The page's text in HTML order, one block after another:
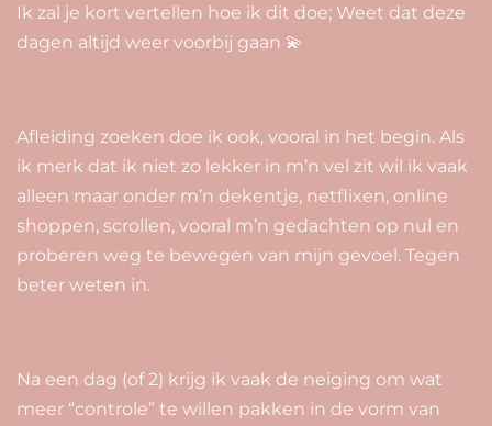
Ik zal je kort vertellen hoe ik dit doe; Weet dat deze
dagen altijd weer voorbij gaan 💫
Afleiding zoeken doe ik ook, vooral in het begin. Als
ik merk dat ik niet zo lekker in m’n vel zit wil ik vaak
alleen maar onder m’n dekentje, netflixen, online
shoppen, scrollen, vooral m’n gedachten op nul en
proberen weg te bewegen van mijn gevoel. Tegen
beter weten in.
Na een dag (of 2) krijg ik vaak de neiging om wat
meer “controle” te willen pakken in de vorm van